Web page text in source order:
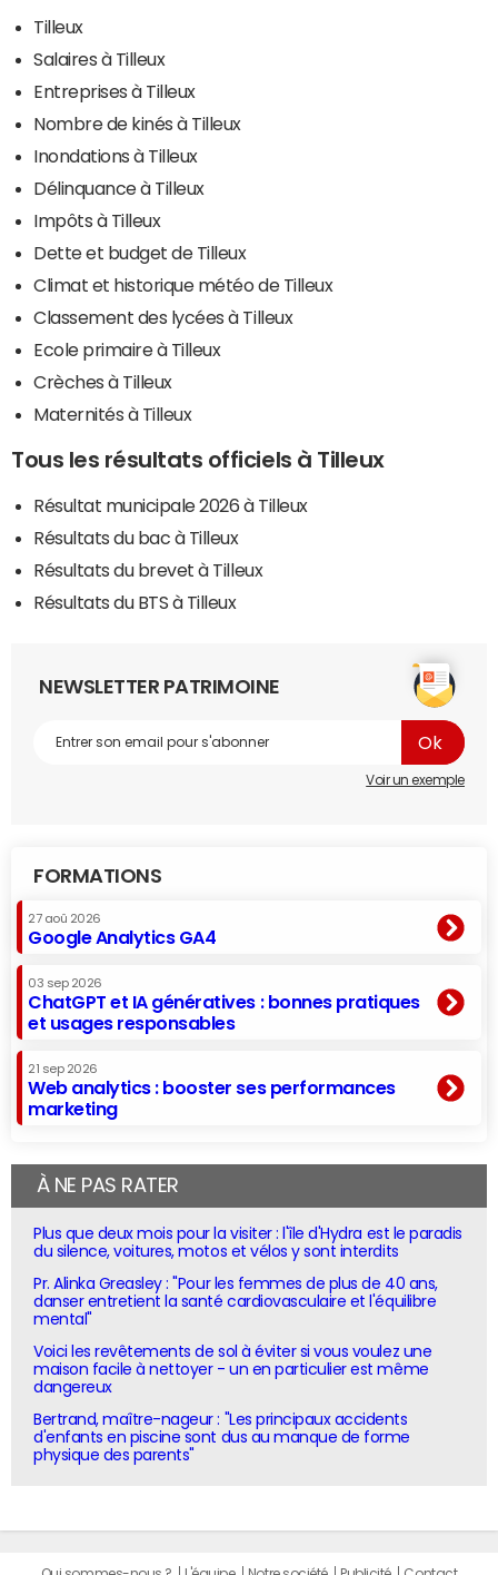
Tilleux
Salaires à Tilleux
Entreprises à Tilleux
Nombre de kinés à Tilleux
Inondations à Tilleux
Délinquance à Tilleux
Impôts à Tilleux
Dette et budget de Tilleux
Climat et historique météo de Tilleux
Classement des lycées à Tilleux
Ecole primaire à Tilleux
Crèches à Tilleux
Maternités à Tilleux
Tous les résultats officiels à Tilleux
Résultat municipale 2026 à Tilleux
Résultats du bac à Tilleux
Résultats du brevet à Tilleux
Résultats du BTS à Tilleux
NEWSLETTER PATRIMOINE
Voir un exemple
FORMATIONS
27 aoû 2026
Google Analytics GA4
03 sep 2026
ChatGPT et IA génératives : bonnes pratiques
et usages responsables
21 sep 2026
Web analytics : booster ses performances
marketing
À NE PAS RATER
Plus que deux mois pour la visiter : l'île d'Hydra est le paradis
du silence, voitures, motos et vélos y sont interdits
Pr. Alinka Greasley : "Pour les femmes de plus de 40 ans,
danser entretient la santé cardiovasculaire et l'équilibre
mental"
Voici les revêtements de sol à éviter si vous voulez une
maison facile à nettoyer - un en particulier est même
dangereux
Bertrand, maître-nageur : "Les principaux accidents
d'enfants en piscine sont dus au manque de forme
physique des parents"